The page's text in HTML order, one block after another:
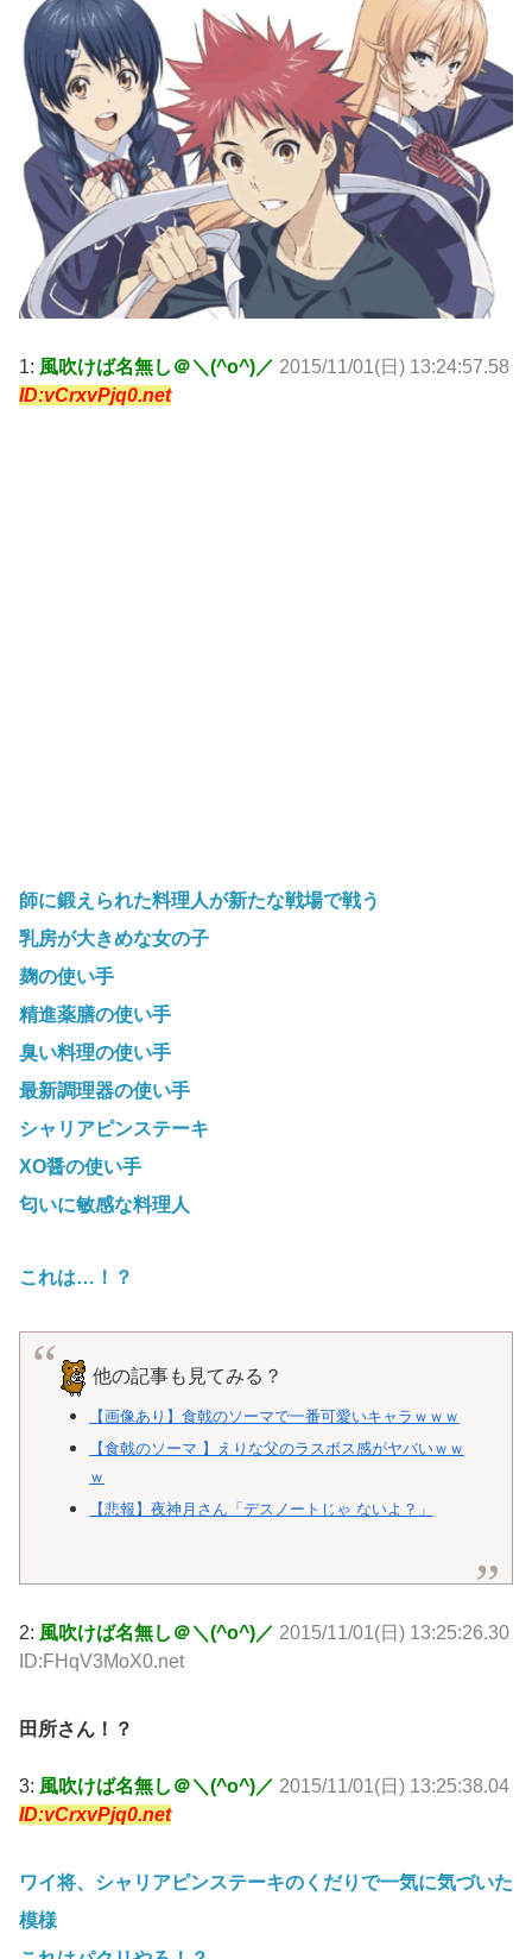
1: 風吹けば名無し＠＼(^o^)／ 2015/11/01(日) 13:24:57.58
ID:vCrxvPjq0.net
師に鍛えられた料理人が新たな戦場で戦う
乳房が大きめな女の子
麹の使い手
精進薬膳の使い手
臭い料理の使い手
最新調理器の使い手
シャリアピンステーキ
XO醤の使い手
匂いに敏感な料理人
これは…！？
他の記事も見てみる？
【画像あり】食戟のソーマで一番可愛いキャラｗｗｗ
【食戟のソーマ 】えりな父のラスボス感がヤバいｗｗ
ｗ
【悲報】夜神月さん「デスノートじゃ ないよ？」
2: 風吹けば名無し＠＼(^o^)／ 2015/11/01(日) 13:25:26.30
ID:FHqV3MoX0.net
田所さん！？
3: 風吹けば名無し＠＼(^o^)／ 2015/11/01(日) 13:25:38.04
ID:vCrxvPjq0.net
ワイ将、シャリアピンステーキのくだりで一気に気づいた
模様